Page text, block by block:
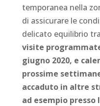
temporanea nella
di assicurare le
delicato equilibrio
visite
giugno 2020, e
prossime
accaduto in altre
ad esempio presso